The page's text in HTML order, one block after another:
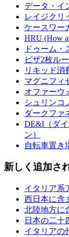
データ・イ
レイジクリ
ケースワー
HRU (How
ドゥーム・
ピザ2枚ル
リキッド消
マグニフィ
オファーウ
シュリンコ
ダークファ
DE&I（ダ
ン）
自転車置き
新しく追加さ
イタリア系
西日本に含
北陸地方に
日本の二十
イタリアの